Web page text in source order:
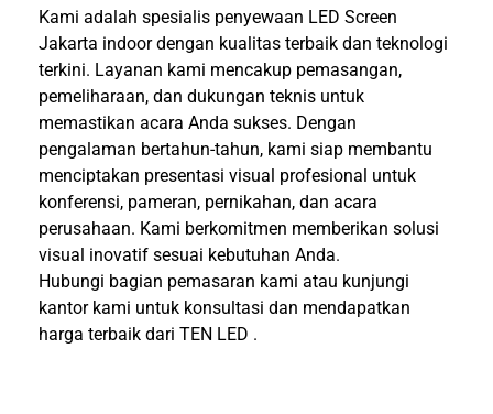
Kami adalah spesialis penyewaan LED Screen
Jakarta indoor dengan kualitas terbaik dan teknologi
terkini. Layanan kami mencakup pemasangan,
pemeliharaan, dan dukungan teknis untuk
memastikan acara Anda sukses. Dengan
pengalaman bertahun-tahun, kami siap membantu
menciptakan presentasi visual profesional untuk
konferensi, pameran, pernikahan, dan acara
perusahaan. Kami berkomitmen memberikan solusi
visual inovatif sesuai kebutuhan Anda.
Hubungi bagian pemasaran kami atau kunjungi
kantor kami untuk konsultasi dan mendapatkan
harga terbaik dari TEN LED .